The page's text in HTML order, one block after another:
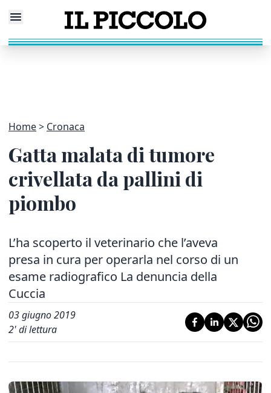
Home Cronaca
Gatta malata di tumore
crivellata da pallini di
piombo
L’ha scoperto il veterinario che l’aveva
presa in cura per operarla nel corso di un
esame radiografico La denuncia della
Cuccia
03 giugno 2019
2' di lettura